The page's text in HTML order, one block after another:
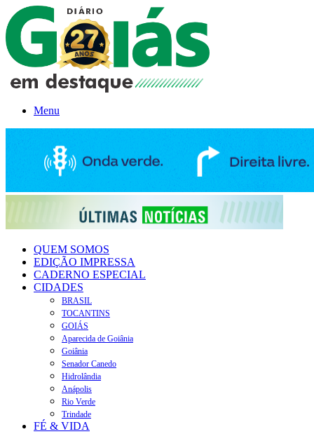
Menu
QUEM SOMOS
EDIÇÃO IMPRESSA
CADERNO ESPECIAL
CIDADES
BRASIL
TOCANTINS
GOIÁS
Aparecida de Goiânia
Goiânia
Senador Canedo
Hidrolândia
Anápolis
Rio Verde
Trindade
FÉ & VIDA